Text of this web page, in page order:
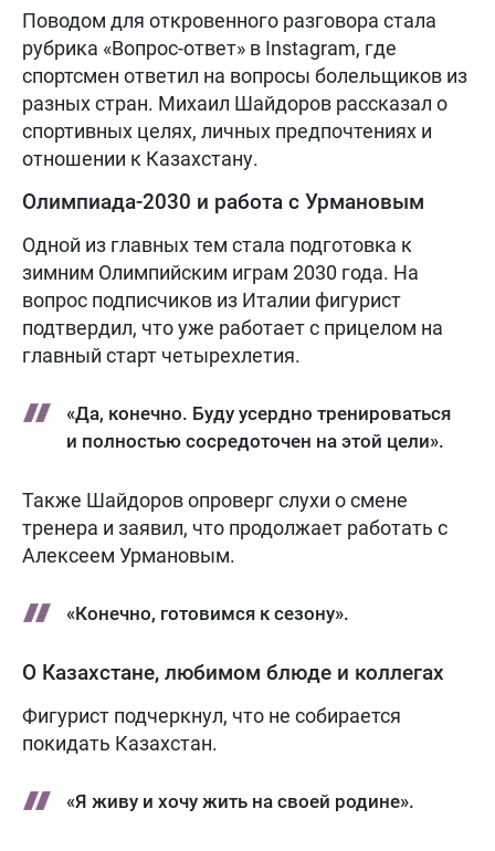
Поводом для откровенного разговора стала
рубрика «Вопрос-ответ» в Instagram, где
спортсмен ответил на вопросы болельщиков из
разных стран. Михаил Шайдоров рассказал о
спортивных целях, личных предпочтениях и
отношении к Казахстану.
Олимпиада-2030 и работа с Урмановым
Одной из главных тем стала подготовка к
зимним Олимпийским играм 2030 года. На
вопрос подписчиков из Италии фигурист
подтвердил, что уже работает с прицелом на
главный старт четырехлетия.
«Да, конечно. Буду усердно тренироваться
и полностью сосредоточен на этой цели».
Также Шайдоров опроверг слухи о смене
тренера и заявил, что продолжает работать с
Алексеем Урмановым.
«Конечно, готовимся к сезону».
О Казахстане, любимом блюде и коллегах
Фигурист подчеркнул, что не собирается
покидать Казахстан.
«Я живу и хочу жить на своей родине».